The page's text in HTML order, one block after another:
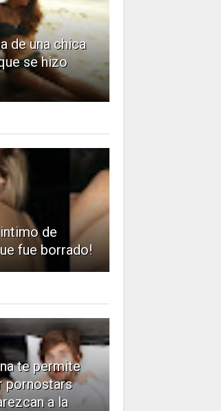
de una chica
se hizo
de
fue borrado!
te permite
pornostars
a la